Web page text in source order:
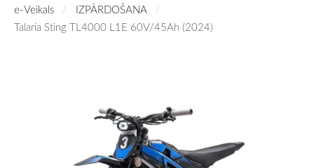
e-Veikals
IZPĀRDOŠANA
Talaria Sting TL4000 L1E 60V/45Ah (2024)